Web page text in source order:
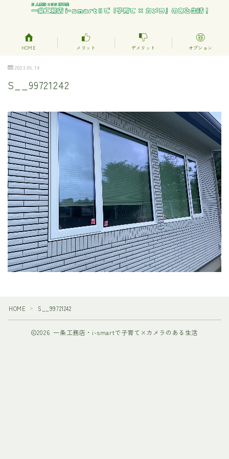
HOME メリット デメリット オプション
2023.06.14
S__99721242
HOME ＞ S__99721242
2026 一条工務店・i-smartで子育て×カメラのある生活